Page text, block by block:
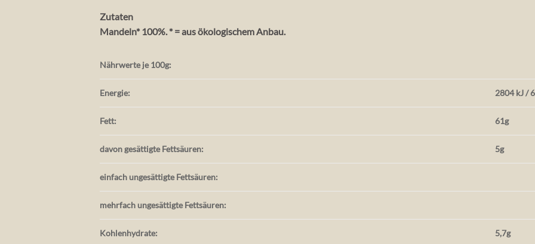
Zutaten
Mandeln* 100%. * = aus ökologischem Anbau.
Nährwerte je 100g:
Energie: 2804 kJ /
Fett: 61g
davon gesättigte Fettsäuren: 5g
einfach ungesättigte Fettsäuren:
mehrfach ungesättigte Fettsäuren:
Kohlenhydrate: 5,7g